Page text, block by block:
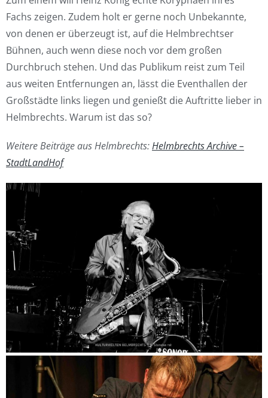
Fachs zeigen. Zudem holt er gerne noch Unbekannte,
von denen er überzeugt ist, auf die Helmbrechtser
Bühnen, auch wenn diese noch vor dem großen
Durchbruch stehen. Und das Publikum reist zum Teil
aus weiten Entfernungen an, lässt die Eventhallen der
Großstädte links liegen und genießt die Auftritte lieber in
Helmbrechts. Warum ist das so?
Weitere Beiträge aus Helmbrechts:Helmbrechts Archive –
StadtLandHof